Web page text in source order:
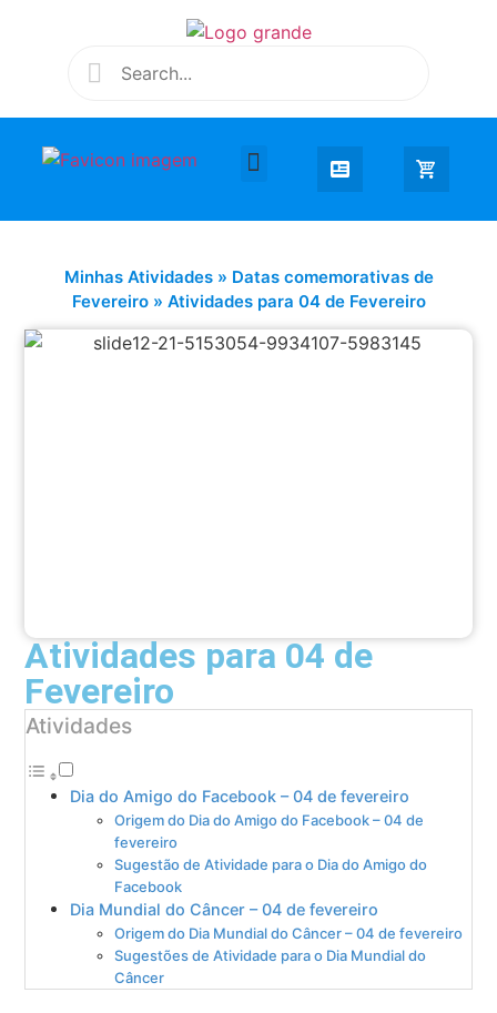
Minhas Atividades» Datas comemorativas de
Fevereiro» Atividades para 04 de Fevereiro
Atividades para 04 de
Fevereiro
Atividades
Dia do Amigo do Facebook – 04 de fevereiro
Origem do Dia do Amigo do Facebook – 04 de
fevereiro
Sugestão de Atividade para o Dia do Amigo do
Facebook
Dia Mundial do Câncer – 04 de fevereiro
Origem do Dia Mundial do Câncer – 04 de fevereiro
Sugestões de Atividade para o Dia Mundial do
Câncer